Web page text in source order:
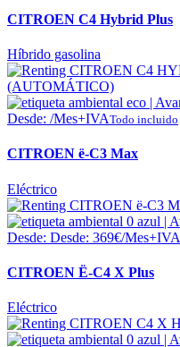
CITROEN C4 Hybrid Plus
Híbrido gasolina
Desde: /Mes+IVATodo incluido
CITROEN ë-C3 Max
Eléctrico
Desde: Desde: 369€/Mes+IVA
CITROEN Ë-C4 X Plus
Eléctrico